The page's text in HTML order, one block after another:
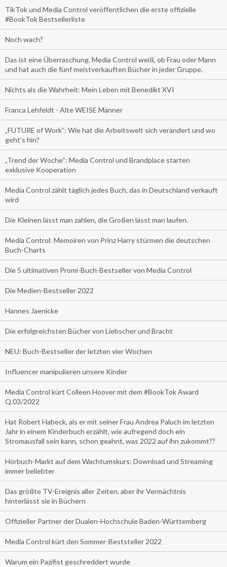
TikTok und Media Control veröffentlichen die erste offizielle
#BookTok Bestsellerliste
Noch wach?
Das ist eine Überraschung. Media Control weiß, ob Frau oder Mann
und hat auch die fünf meistverkauften Bücher in jeder Gruppe.
Nichts als die Wahrheit: Mein Leben mit Benedikt XVI
Franca Lehfeldt - Alte WEISE Männer
„FUTURE of Work”: Wie hat die Arbeitswelt sich verändert und wo
geht’s hin?
„Trend der Woche“: Media Control und Brandplace starten
exklusive Kooperation
Media Control zählt täglich jedes Buch, das in Deutschland verkauft
wird
Die Kleinen lässt man zahlen, die Großen lässt man laufen.
Media Control: Memoiren von Prinz Harry stürmen die deutschen
Buch-Charts
Die 5 ultimativen Promi-Buch-Bestseller von Media Control
Die Medien-Bestseller 2022
Hannes Jaenicke
Die erfolgreichsten Bücher von Liebscher und Bracht
NEU: Buch-Bestseller der letzten vier Wochen
Influencer manipulieren unsere Kinder
Media Control kürt Colleen Hoover mit dem #BookTok Award
Q.03/2022
Hat Robert Habeck, als er mit seiner Frau Andrea Paluch im letzten
Jahr in einem Kinderbuch erzählt, wie aufregend doch ein
Stromausfall sein kann, schon geahnt, was 2022 auf ihn zukommt??
Hörbuch-Markt auf dem Wachtumskurs: Download und Streaming
immer beliebter
Das größte TV-Ereignis aller Zeiten, aber ihr Vermächtnis
hinterlässt sie in Büchern
Offizieller Partner der Dualen-Hochschule Baden-Württemberg
Media Control kürt den Sommer-Beststeller 2022
Warum ein Pazifist geschreddert wurde